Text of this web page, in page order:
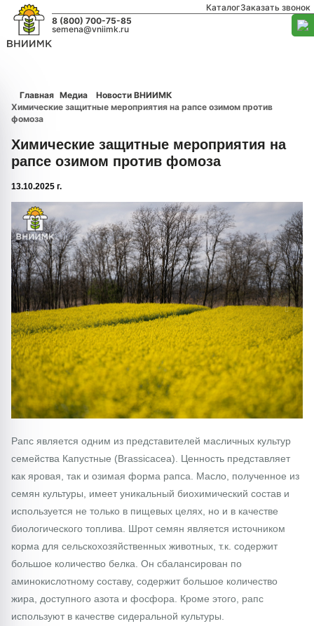
КаталогЗаказать звонок
8 (800) 700-75-85
semena@vniimk.ru
Главная Медиа
Новости ВНИИМК
Химические защитные мероприятия на рапсе озимом против
фомоза
Химические защитные мероприятия на
рапсе озимом против фомоза
13.10.2025 г.
1/0
Рапс является одним из представителей масличных культур
семейства Капустные (Brassicacea). Ценность представляет
как яровая, так и озимая форма рапса. Масло, полученное из
семян культуры, имеет уникальный биохимический состав и
используется не только в пищевых целях, но и в качестве
биологического топлива. Шрот семян является источником
корма для сельскохозяйственных животных, т.к. содержит
большое количество белка. Он сбалансирован по
аминокислотному составу, содержит большое количество
жира, доступного азота и фосфора. Кроме этого, рапс
используют в качестве сидеральной культуры.